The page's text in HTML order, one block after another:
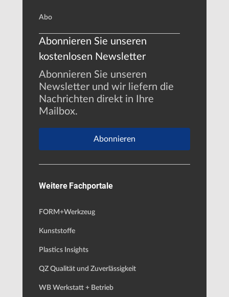
Abo
Abonnieren Sie unseren
kostenlosen Newsletter
Abonnieren Sie unseren
Newsletter und wir liefern die
Nachrichten direkt in Ihre
Mailbox.
Abonnieren
Weitere Fachportale
FORM+Werkzeug
Kunststoffe
Plastics Insights
QZ Qualität und Zuverlässigkeit
WB Werkstatt + Betrieb